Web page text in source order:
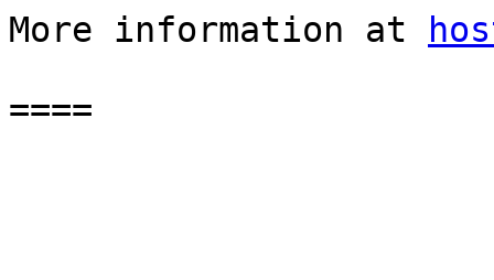
More information at
====